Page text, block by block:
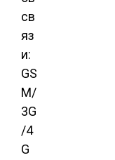
св
яз
и:
GS
M/
3G
/4
G